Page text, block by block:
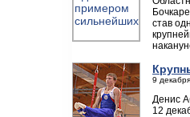
став
9
Денис
12